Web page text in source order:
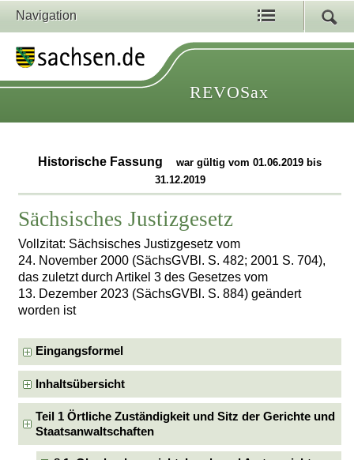
Navigation
REVOSax
Historische Fassung
war gültig vom 01.06.2019 bis
31.12.2019
Sächsisches Justizgesetz
Vollzitat: Sächsisches Justizgesetz vom
24. November 2000 (SächsGVBl. S. 482; 2001 S. 704),
das zuletzt durch Artikel 3 des Gesetzes vom
13. Dezember 2023 (SächsGVBl. S. 884) geändert
worden ist
Eingangsformel
Inhaltsübersicht
Teil 1 Örtliche Zuständigkeit und Sitz der Gerichte und
Staatsanwaltschaften